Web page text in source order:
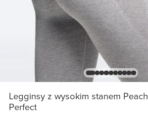
Legginsy z wysokim stanem Peach
Perfect